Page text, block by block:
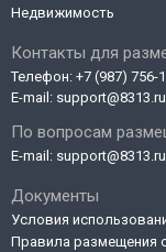
Контакты для
Телефон: +7 (987) 756-
E-mail: support@8313.ru
По вопросам
E-mail: support@8313.ru
Документы
Условия
Правила размещения
Недвижимость